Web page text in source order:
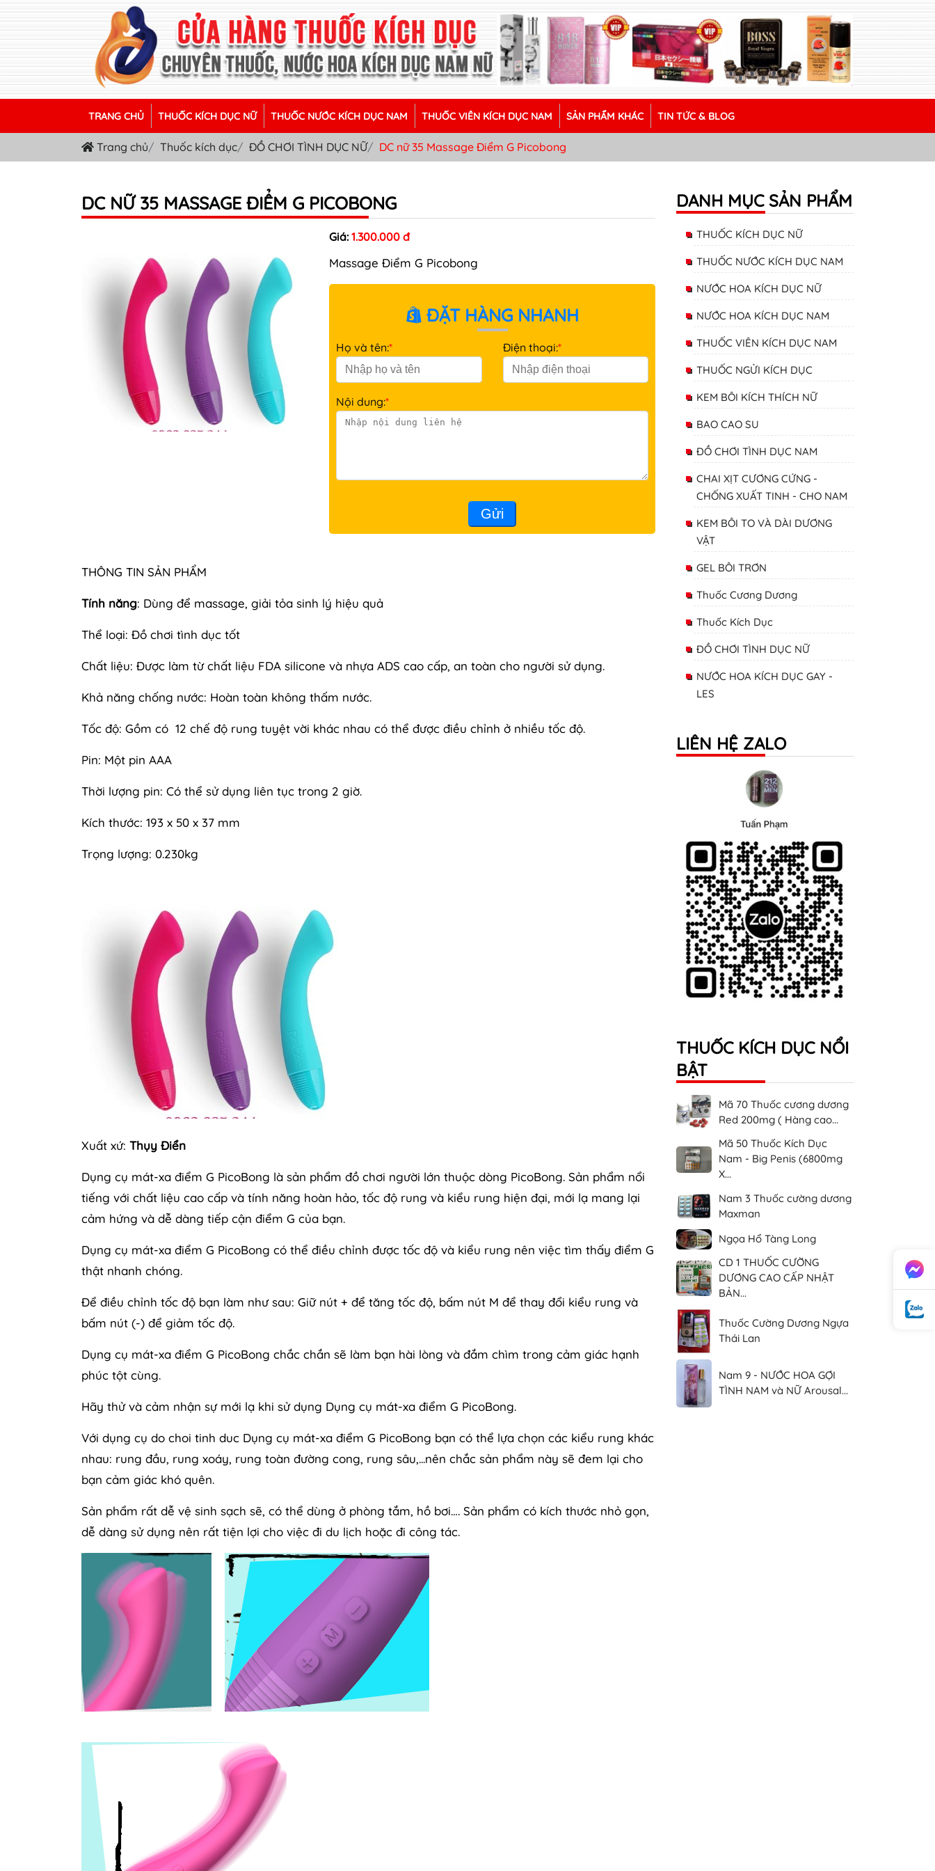
TRANG CHỦ THUỐC KÍCH DỤC NỮ THUỐC NƯỚC KÍCH DỤC NAM THUỐC VIÊN KÍCH DỤC NAM SẢN PHẨM KHÁC TIN TỨC & BLOG
Trang chủ Thuốc kích dục ĐỒ CHƠI TÌNH DỤC NỮ DC nữ 35 Massage Điểm G Picobong
DC NỮ 35 MASSAGE ĐIỂM G PICOBONG
Giá: 1.300.000 đ
Massage Điểm G Picobong
ĐẶT HÀNG NHANH
Họ và tên:* Điện thoại:*
Nội dung:*
Gửi
THÔNG TIN SẢN PHẨM
Tính năng: Dùng để massage, giải tỏa sinh lý hiệu quả
Thể loại: Đồ chơi tình dục tốt
Chất liệu: Được làm từ chất liệu FDA silicone và nhựa ADS cao cấp, an toàn cho người sử dụng.
Khả năng chống nước: Hoàn toàn không thấm nước.
Tốc độ: Gồm có 12 chế độ rung tuyệt vời khác nhau có thể được điều chỉnh ở nhiều tốc độ.
Pin: Một pin AAA
Thời lượng pin: Có thể sử dụng liên tục trong 2 giờ.
Kích thước: 193 x 50 x 37 mm
Trọng lượng: 0.230kg
Xuất xứ: Thụy Điển
Dụng cụ mát-xa điểm G PicoBong là sản phẩm đồ chơi người lớn thuộc dòng PicoBong. Sản phẩm nổi
tiếng với chất liệu cao cấp và tính năng hoàn hảo, tốc độ rung và kiểu rung hiện đại, mới lạ mang lại
cảm hứng và dễ dàng tiếp cận điểm G của bạn.
Dụng cụ mát-xa điểm G PicoBong có thể điều chỉnh được tốc độ và kiểu rung nên việc tìm thấy điểm G
thật nhanh chóng.
Để điều chỉnh tốc độ bạn làm như sau: Giữ nút + để tăng tốc độ, bấm nút M để thay đổi kiểu rung và
bấm nút (-) để giảm tốc độ.
Dụng cụ mát-xa điểm G PicoBong chắc chắn sẽ làm bạn hài lòng và đắm chìm trong cảm giác hạnh
phúc tột cùng.
Hãy thử và cảm nhận sự mới lạ khi sử dụng Dụng cụ mát-xa điểm G PicoBong.
Với dụng cụ do choi tinh duc Dụng cụ mát-xa điểm G PicoBong bạn có thể lựa chọn các kiểu rung khác
nhau: rung đầu, rung xoáy, rung toàn đường cong, rung sâu,...nên chắc sản phẩm này sẽ đem lại cho
bạn cảm giác khó quên.
Sản phẩm rất dễ vệ sinh sạch sẽ, có thể dùng ở phòng tắm, hồ bơi…. Sản phẩm có kích thước nhỏ gọn,
dễ dàng sử dụng nên rất tiện lợi cho việc đi du lịch hoặc đi công tác.
DANH MỤC SẢN PHẨM
THUỐC KÍCH DỤC NỮ
THUỐC NƯỚC KÍCH DỤC NAM
NƯỚC HOA KÍCH DỤC NỮ
NƯỚC HOA KÍCH DỤC NAM
THUỐC VIÊN KÍCH DỤC NAM
THUỐC NGỬI KÍCH DỤC
KEM BÔI KÍCH THÍCH NỮ
BAO CAO SU
ĐỒ CHƠI TÌNH DỤC NAM
CHAI XỊT CƯƠNG CỨNG -
CHỐNG XUẤT TINH - CHO NAM
KEM BÔI TO VÀ DÀI DƯƠNG
VẬT
GEL BÔI TRƠN
Thuốc Cương Dương
Thuốc Kích Dục
ĐỒ CHƠI TÌNH DỤC NỮ
NƯỚC HOA KÍCH DỤC GAY -
LES
LIÊN HỆ ZALO
THUỐC KÍCH DỤC NỔI
BẬT
Mã 70 Thuốc cương dương
Red 200mg ( Hàng cao...
Mã 50 Thuốc Kích Dục
Nam - Big Penis (6800mg
X...
Nam 3 Thuốc cường dương
Maxman
Ngọa Hổ Tàng Long
CD 1 THUỐC CƯỜNG
DƯƠNG CAO CẤP NHẬT
BẢN...
Thuốc Cường Dương Ngựa
Thái Lan
Nam 9 - NƯỚC HOA GỢI
TÌNH NAM và NỮ Arousal...